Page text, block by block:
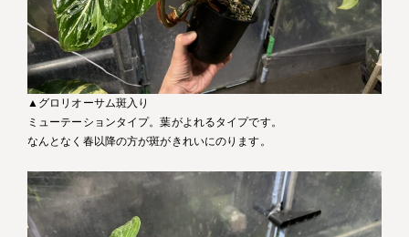
▲グロリオーサム斑入り
ミューテーションタイプ。葉がよれるタイプです。
なんとなく春以降の方が斑がきれいにのります。